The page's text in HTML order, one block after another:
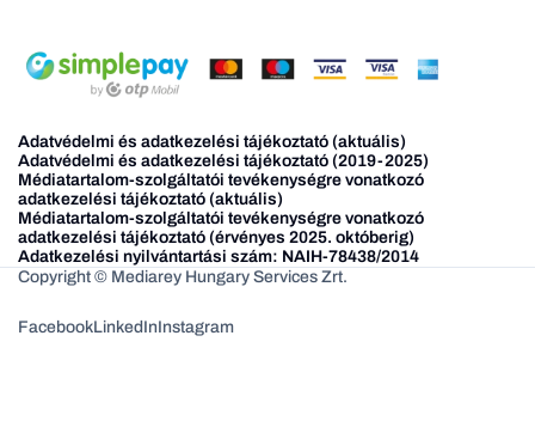
Adatvédelmi és adatkezelési tájékoztató (aktuális)
Adatvédelmi és adatkezelési tájékoztató (2019-2025)
Médiatartalom-szolgáltatói tevékenységre vonatkozó
adatkezelési tájékoztató (aktuális)
Médiatartalom-szolgáltatói tevékenységre vonatkozó
adatkezelési tájékoztató (érvényes 2025. októberig)
Adatkezelési nyilvántartási szám: NAIH-78438/2014
Copyright © Mediarey Hungary Services Zrt.
FacebookLinkedInInstagram